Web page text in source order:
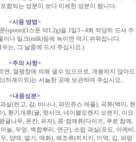
함되는 성분이 보다 미세한 성분이 됩니다.
<사용 방법>
(spoon)(1스푼 약1.2g)을 1일3∼4회 적당히 드셔 주
이나 밀크(milk)등에 녹이면 먹기 쉬워집니다.
우는, 그 날중에 드셔 주십시요.)
<주의 사항>
면, 열팽창에 의해 샐수 있으므로, 개봉하지 않아도
(하계이외)는 서늘한 곳에 보관하여 주십시요.
<내용성분>
실(린고, 감, 바나나, 파인쥬스 애플), 곡류(백미, 현
), 환기개류(귤, 핫사크, 네이블오렌지 오렌지, 이요
귤나무, 폰칸, 유자), 콩·참깨류(다이즈, 쿠로 참깨,
늘, 우엉, 백합뿌리, 연근), 소립 과실(포도, 아케비,
, 양매, 딸기, 매화), 해조류(히지키, 미역, 김, 파랑